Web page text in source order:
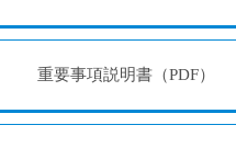
重要事項説明書（PDF）